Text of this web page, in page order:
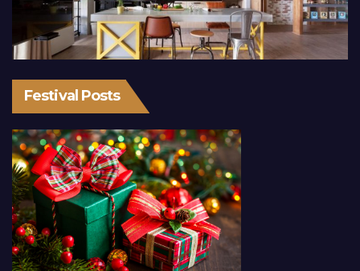
Festival Posts